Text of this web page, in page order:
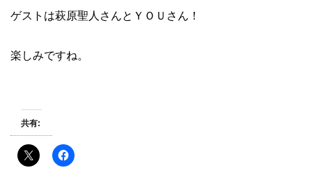
ゲストは萩原聖人さんとＹＯＵさん！
楽しみですね。
共有: